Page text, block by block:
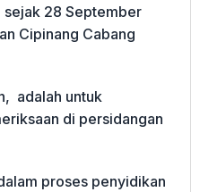
28 September
Cipinang Cabang
adalah untuk
di persidangan
proses penyidikan